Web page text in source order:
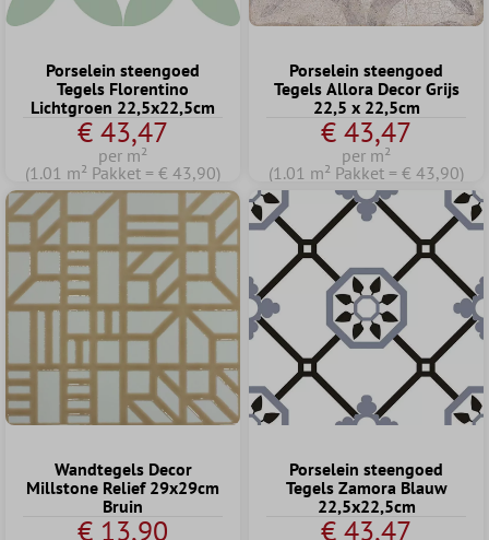
Porselein steengoed
Tegels Florentino
Lichtgroen 22,5x22,5cm
€ 43,47
per m²
(1.01 m² Pakket = € 43,90)
Porselein steengoed
Tegels Allora Decor Grijs
22,5 x 22,5cm
€ 43,47
per m²
(1.01 m² Pakket = € 43,90)
Wandtegels Decor
Millstone Relief 29x29cm
Bruin
€ 13,90
Porselein steengoed
Tegels Zamora Blauw
22,5x22,5cm
€ 43,47